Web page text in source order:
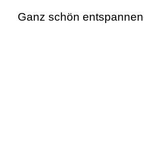
Ganz schön